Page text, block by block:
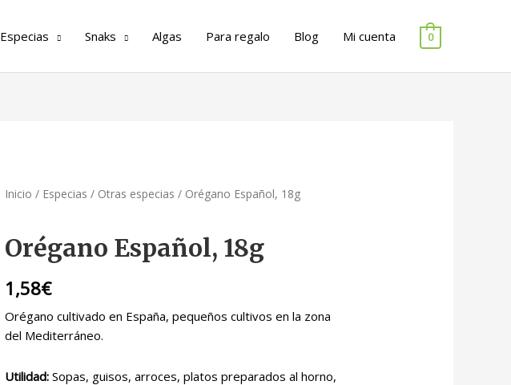
Especias Snaks Algas Para regalo Blog Mi cuenta 0
Inicio / Especias / Otras especias / Orégano Español, 18g
Orégano Español, 18g
1,58€
Orégano cultivado en España, pequeños cultivos en la zona
del Mediterráneo.
Utilidad: Sopas, guisos, arroces, platos preparados al horno,